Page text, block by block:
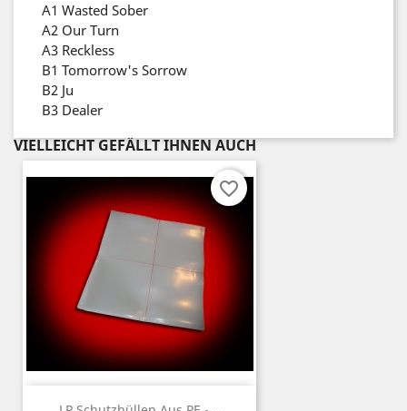
A1 Wasted Sober
A2 Our Turn
A3 Reckless
B1 Tomorrow's Sorrow
B2 Ju
B3 Dealer
VIELLEICHT GEFÄLLT IHNEN AUCH
favorite_border